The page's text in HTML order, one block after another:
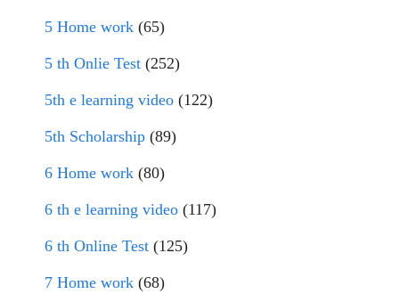
5 Home work (65)
5 th Onlie Test (252)
5th e learning video (122)
5th Scholarship (89)
6 Home work (80)
6 th e learning video (117)
6 th Online Test (125)
7 Home work (68)